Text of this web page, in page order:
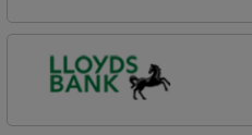
bijBouwe
Vooruit Hypotheek